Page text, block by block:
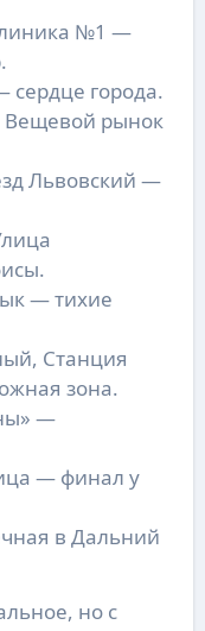
№1 —
города.
Вещевой рынок
Львовский —
— тихие
Станция
зона.
—
— финал у
в Дальний
но с